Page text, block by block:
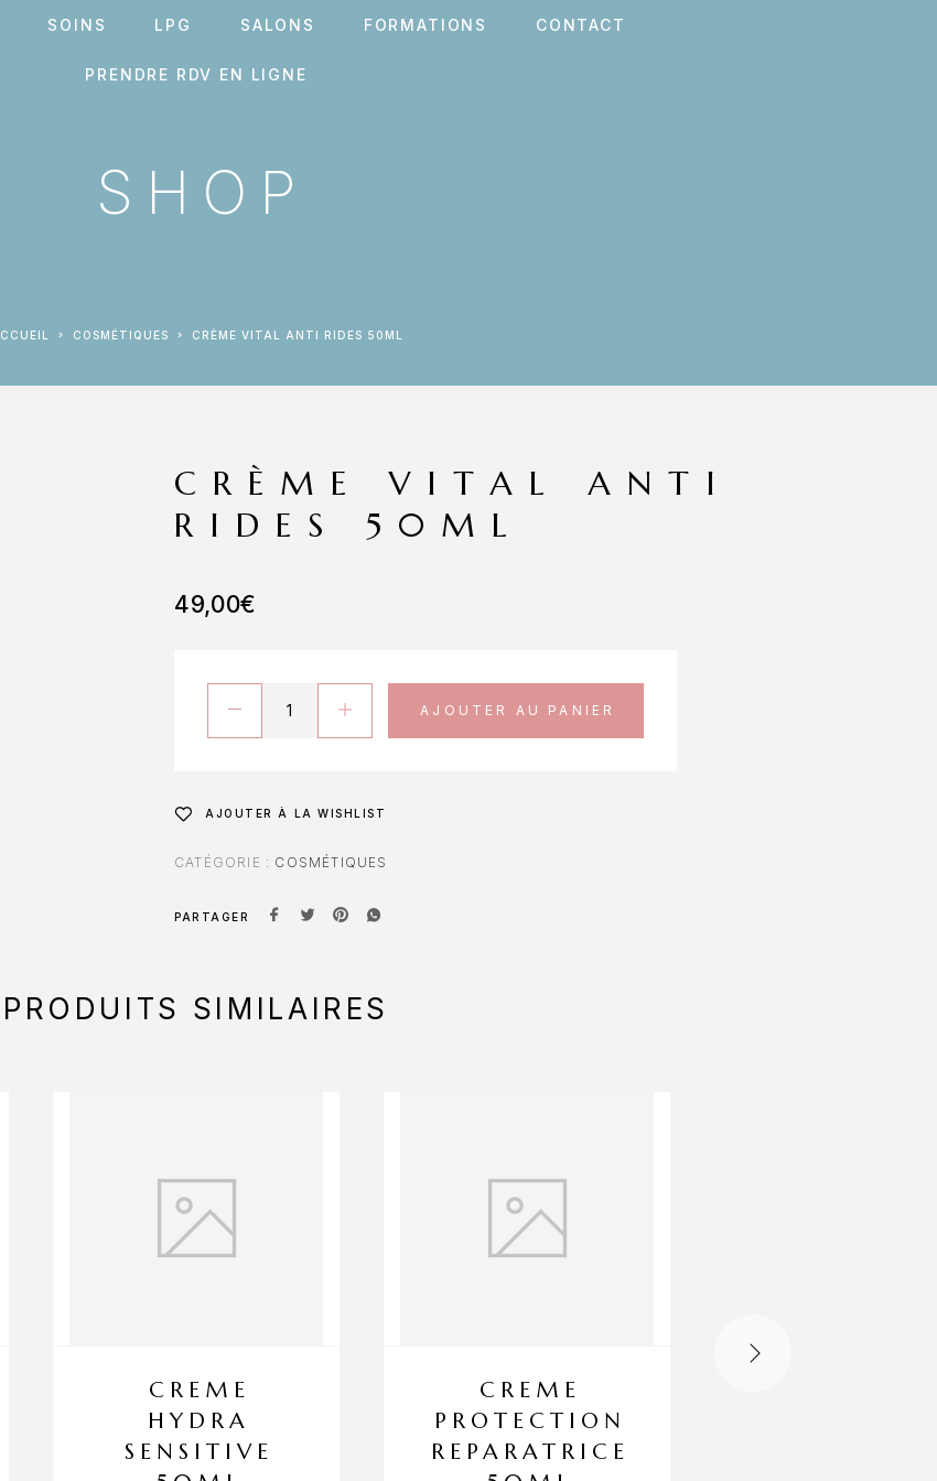
SOINS LPG SALONS FORMATIONS CONTACT
PRENDRE RDV EN LIGNE
SHOP
ACCUEIL COSMÉTIQUES CRÈME VITAL ANTI RIDES 50ML
CRÈME VITAL ANTI
RIDES 50ML
49,00€
AJOUTER AU PANIER
AJOUTER À LA WISHLIST
CATÉGORIE : COSMÉTIQUES
PARTAGER
PRODUITS SIMILAIRES
CREME
HYDRA
SENSITIVE
CREME
PROTECTION
REPARATRICE